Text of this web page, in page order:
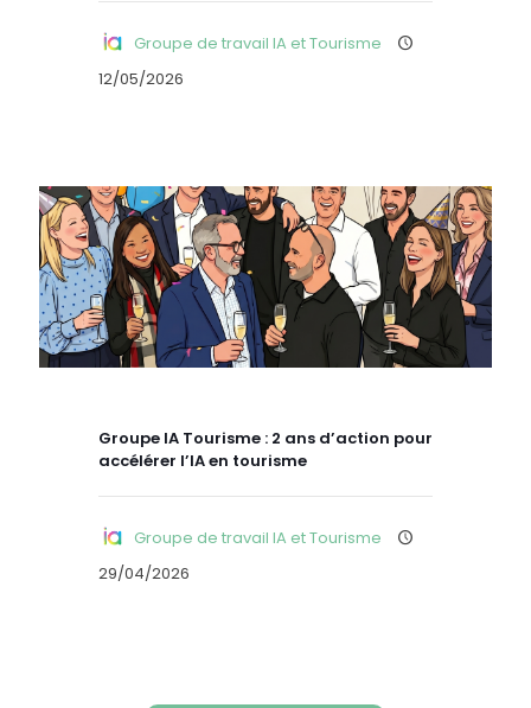
Groupe de travail IA et Tourisme
12/05/2026
Groupe IA Tourisme : 2 ans d’action pour
accélérer l’IA en tourisme
Groupe de travail IA et Tourisme
29/04/2026